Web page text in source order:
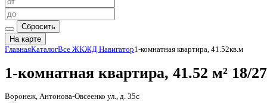
Сбросить
На карте